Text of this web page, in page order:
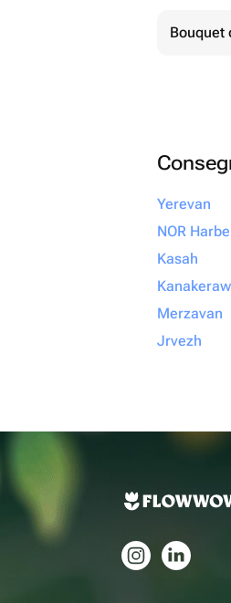
Bouquet
Yerevan
NOR
Kasah
Merzavan
Jrvezh